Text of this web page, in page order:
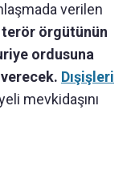
verilen
örgütünün
ordusuna
Dışişleri
mevkidaşını